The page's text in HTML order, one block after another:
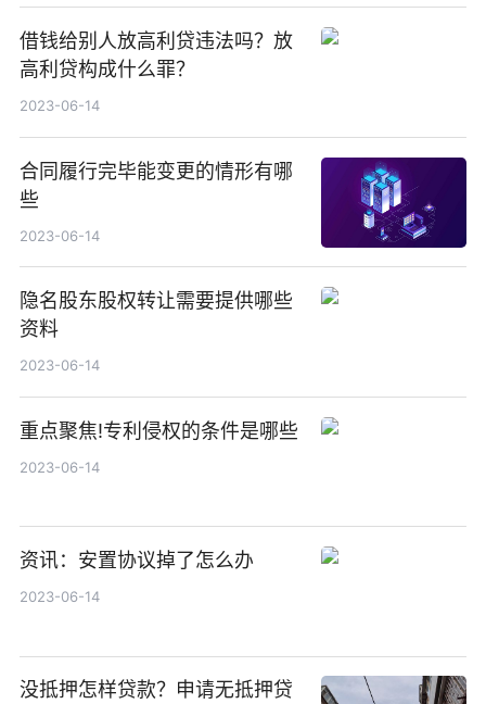
借钱给别人放高利贷违法吗？放
高利贷构成什么罪？
2023-06-14
合同履行完毕能变更的情形有哪
些
2023-06-14
隐名股东股权转让需要提供哪些
资料
2023-06-14
重点聚焦!专利侵权的条件是哪些
2023-06-14
资讯：安置协议掉了怎么办
2023-06-14
没抵押怎样贷款？申请无抵押贷